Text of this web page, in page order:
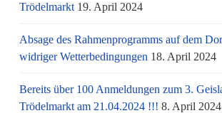
Trödelmarkt 19. April 2024
Absage des Rahmenprogramms auf dem
widriger Wetterbedingungen 18. April 2024
Bereits über 100 Anmeldungen zum 3.
Trödelmarkt am 21.04.2024 !!! 8. April 2024